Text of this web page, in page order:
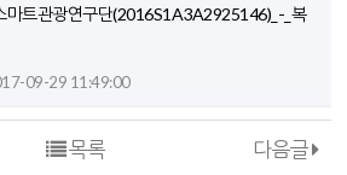
마트관광연구단(2016S1A3A2925146)_-_복
09-29 11:49:00
다음글
목록